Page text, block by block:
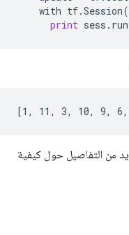
with tf.Session
print sess . run
[1, 11, 3, 10, 9,
من التفاصيل حول كيفية